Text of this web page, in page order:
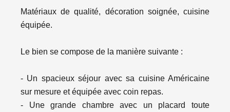
Matériaux de qualité, décoration soignée, cuisine
équipée.
Le bien se compose de la manière suivante :
- Un spacieux séjour avec sa cuisine Américaine
sur mesure et équipée avec coin repas.
- Une grande chambre avec un placard toute